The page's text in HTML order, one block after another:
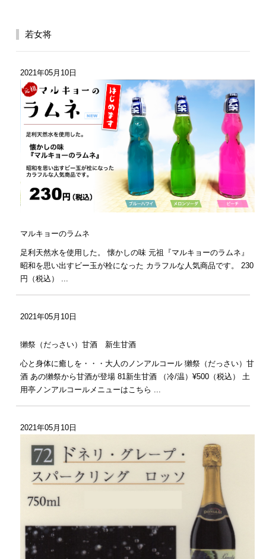
若女将
2021年05月10日
マルキョーのラムネ
足利天然水を使用した。 懐かしの味 元祖『マルキョーのラムネ』
昭和を思い出すビー玉が栓になった カラフルな人気商品です。 230
円（税込） ...
2021年05月10日
獺祭（だっさい）甘酒 新生甘酒
心と身体に癒しを・・・大人のノンアルコール 獺祭（だっさい）甘
酒 あの獺祭から甘酒が登場 81新生甘酒 （冷/温）¥500（税込） 土
用亭ノンアルコールメニューはこちら ...
2021年05月10日